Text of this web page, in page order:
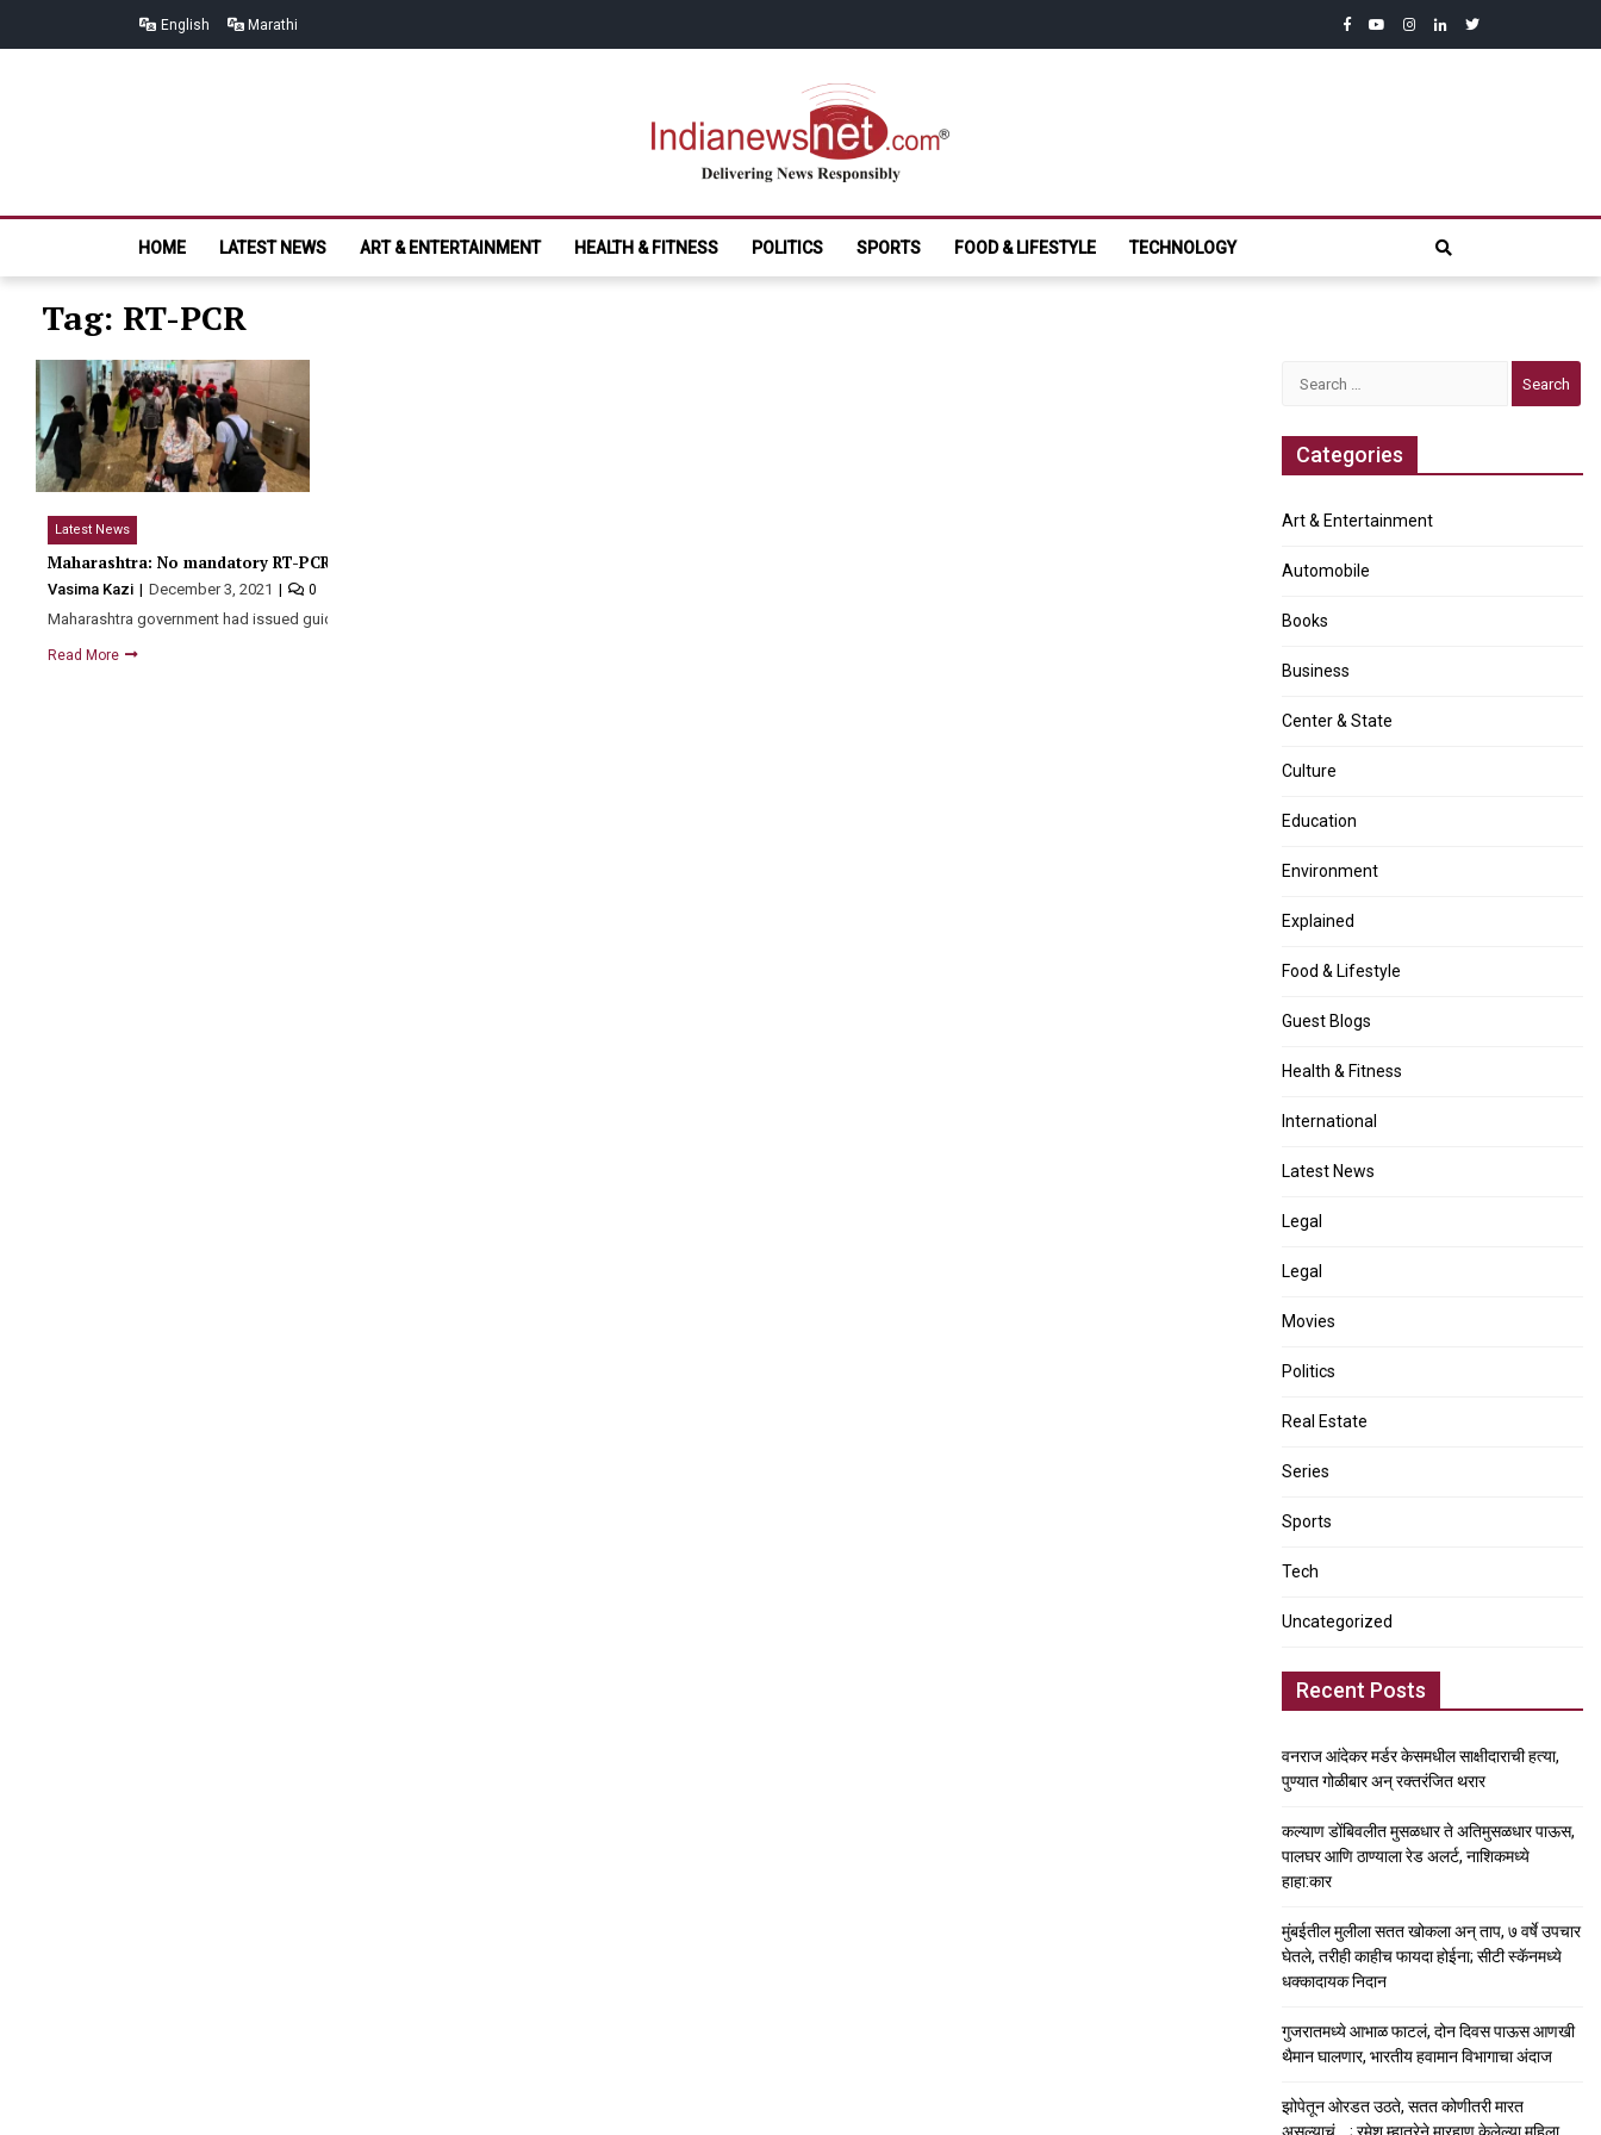
English Marathi facebook
youtubeinstagram
linkedintwitter
India News Net.com
HOME LATEST NEWS ART & ENTERTAINMENT HEALTH & FITNESS POLITICS SPORTS FOOD & LIFESTYLE TECHNOLOGY
Tag: RT-PCR
Latest News
Maharashtra: No mandatory RT-PCR test for domestic flyers
Vasima Kazi December 3, 2021 0
Maharashtra government had issued guidelines for air traveling to curb…
Read More
Categories
Art & Entertainment
Automobile
Books
Business
Center & State
Culture
Education
Environment
Explained
Food & Lifestyle
Guest Blogs
Health & Fitness
International
Latest News
Legal
Legal
Movies
Politics
Real Estate
Series
Sports
Tech
Uncategorized
Recent Posts
वनराज आंदेकर मर्डर केसमधील साक्षीदाराची हत्या,
पुण्यात गोळीबार अन् रक्तरंजित थरार
कल्याण डोंबिवलीत मुसळधार ते अतिमुसळधार पाऊस,
पालघर आणि ठाण्याला रेड अलर्ट, नाशिकमध्ये
हाहा:कार
मुंबईतील मुलीला सतत खोकला अन् ताप, ७ वर्षे उपचार
घेतले, तरीही काहीच फायदा होईना; सीटी स्कॅनमध्ये
धक्कादायक निदान
गुजरातमध्ये आभाळ फाटलं, दोन दिवस पाऊस आणखी
थैमान घालणार, भारतीय हवामान विभागाचा अंदाज
झोपेतून ओरडत उठते, सतत कोणीतरी मारत